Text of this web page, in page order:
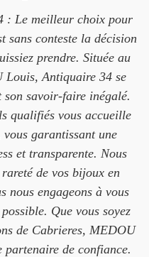
: Le meilleur choix pour
sans conteste la décision
prendre. Située au
Antiquaire 34 se
son savoir-faire inégalé.
qualifiés vous accueille
garantissant une
et transparente. Nous
de vos bijoux en
nous engageons à vous
Que vous soyez
de Cabrieres, MEDOU
de confiance.